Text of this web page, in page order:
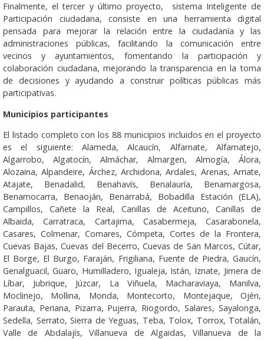
Finalmente, el tercer y último proyecto, sistema Inteligente de
Participación ciudadana, consiste en una herramienta digital
pensada para mejorar la relación entre la ciudadanía y las
administraciones públicas, facilitando la comunicación entre
vecinos y ayuntamientos, fomentando la participación y
colaboración ciudadana, mejorando la transparencia en la toma
de decisiones y ayudando a construir políticas públicas más
participativas.
Municipios participantes
El listado completo con los 88 municipios incluidos en el proyecto
es el siguiente: Alameda, Alcaucín, Alfarnate, Alfarnatejo,
Algarrobo, Algatocín, Almáchar, Almargen, Almogía, Álora,
Alozaina, Alpandeire, Árchez, Archidona, Ardales, Arenas, Arriate,
Atajate, Benadalid, Benahavís, Benalauría, Benamargosa,
Benamocarra, Benaoján, Benarrabá, Bobadilla Estación (ELA),
Campillos, Cañete la Real, Canillas de Aceituno, Canillas de
Albaida, Carratraca, Cartajima, Casabermeja, Casarabonela,
Casares, Colmenar, Comares, Cómpeta, Cortes de la Frontera,
Cuevas Bajas, Cuevas del Becerro, Cuevas de San Marcos, Cútar,
El Borge, El Burgo, Faraján, Frigiliana, Fuente de Piedra, Gaucín,
Genalguacil, Guaro, Humilladero, Igualeja, Istán, Iznate, Jimera de
Líbar, Jubrique, Júzcar, La Viñuela, Macharaviaya, Manilva,
Moclinejo, Mollina, Monda, Montecorto, Montejaque, Ojén,
Parauta, Periana, Pizarra, Pujerra, Riogordo, Salares, Sayalonga,
Sedella, Serrato, Sierra de Yeguas, Teba, Tolox, Torrox, Totalán,
Valle de Abdalajís, Villanueva de Algaidas, Villanueva de la